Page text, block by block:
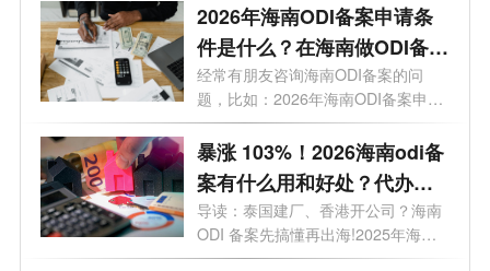
2026年海南ODI备案申请条
件是什么？在海南做ODI备案
有什么好处?
经常有朋友咨询海南ODI备案的问
题，比如：2026年海南ODI备案申请
条件是什么...
暴涨 103%！2026海南odi备
案有什么用和好处？代办选
哪家？一文讲透
导读：泰国建厂、香港开公司？海南
ODI 备案先搞懂再出海!2025年海南
企业境外...